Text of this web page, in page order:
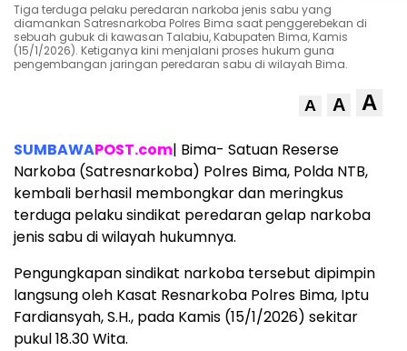
Tiga terduga pelaku peredaran narkoba jenis sabu yang
diamankan Satresnarkoba Polres Bima saat penggerebekan di
sebuah gubuk di kawasan Talabiu, Kabupaten Bima, Kamis
(15/1/2026). Ketiganya kini menjalani proses hukum guna
pengembangan jaringan peredaran sabu di wilayah Bima.
A A A
SUMBAWAPOST.com| Bima- Satuan Reserse
Narkoba (Satresnarkoba) Polres Bima, Polda NTB,
kembali berhasil membongkar dan meringkus
terduga pelaku sindikat peredaran gelap narkoba
jenis sabu di wilayah hukumnya.
Pengungkapan sindikat narkoba tersebut dipimpin
langsung oleh Kasat Resnarkoba Polres Bima, Iptu
Fardiansyah, S.H., pada Kamis (15/1/2026) sekitar
pukul 18.30 Wita.